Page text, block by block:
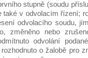
stupně (soudu
také v odvolacím řízení;
odvolacího soudu,
změněno nebo
odvolání
o žalobě pro